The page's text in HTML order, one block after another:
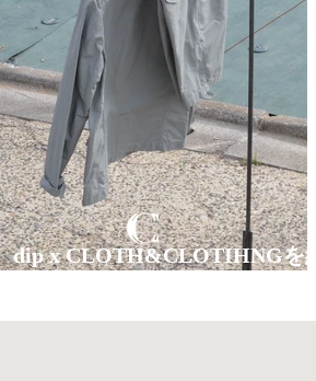
dip x CLOTH&CLOTIHNGを紐